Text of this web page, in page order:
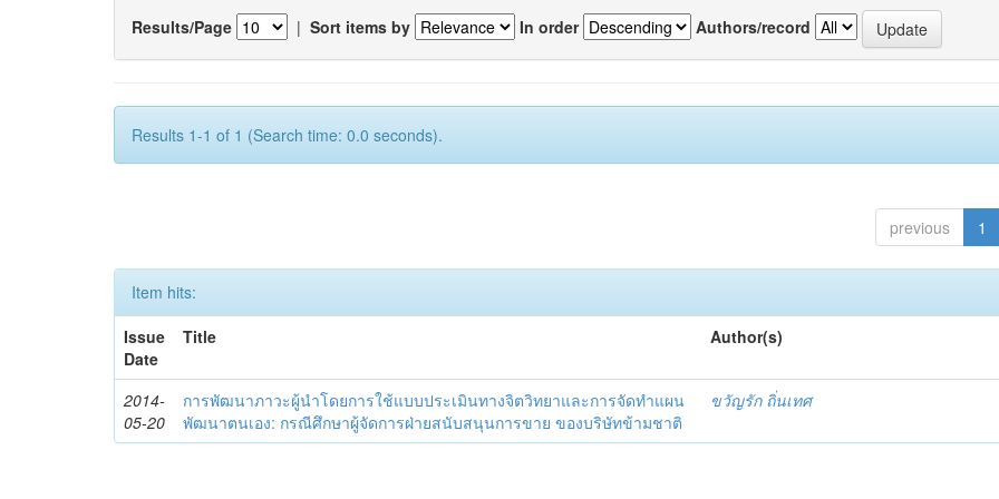
Results/Page | Sort items by In order Authors/record
Results 1-1 of 1 (Search time: 0.0 seconds).
previous 1
Item hits:
Issue
Date
Title Author(s)
2014-
05-20
การพัฒนาภาวะผู้นำโดยการใช้แบบประเมินทางจิตวิทยาและการจัดทำแผน
พัฒนาตนเอง: กรณีศึกษาผู้จัดการฝ่ายสนับสนุนการขาย ของบริษัทข้ามชาติ
ขวัญรัก ถิ่นเทศ